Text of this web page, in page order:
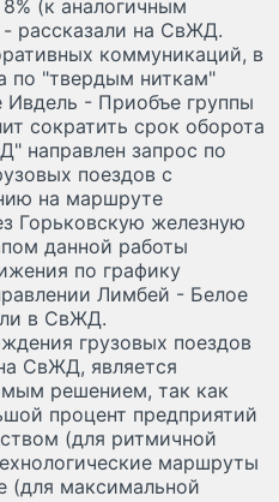
(к аналогичным
рассказали на СвЖД.
коммуникаций, в
по "твердым ниткам"
Ивдель - Приобъе группы
сократить срок оборота
направлен запрос по
поездов с
на маршруте
Горьковскую железную
данной работы
по графику
Лимбей - Белое
в СвЖД.
грузовых поездов
СвЖД, является
решением, так как
процент предприятий
(для ритмичной
маршруты
(для максимальной